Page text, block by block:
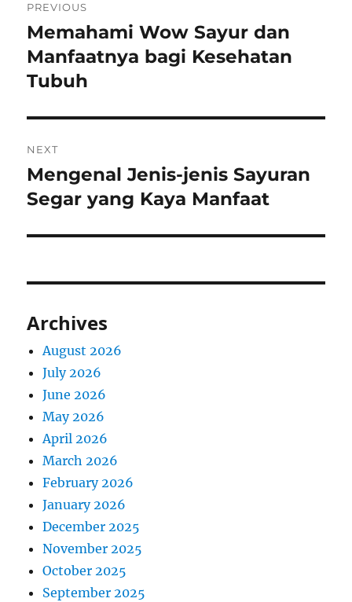
navigation
PREVIOUS
Previous
post:
Memahami Wow Sayur dan
Manfaatnya bagi Kesehatan
Tubuh
NEXT
Next
post:
Mengenal Jenis-jenis Sayuran
Segar yang Kaya Manfaat
Archives
August 2026
July 2026
June 2026
May 2026
April 2026
March 2026
February 2026
January 2026
December 2025
November 2025
October 2025
September 2025